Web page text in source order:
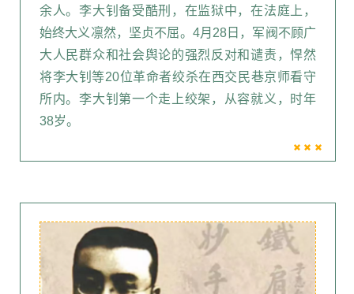
余人。李大钊备受酷刑，在监狱中，在法庭上，
始终大义凛然，坚贞不屈。4月28日，军阀不顾广
大人民群众和社会舆论的强烈反对和谴责，悍然
将李大钊等20位革命者绞杀在西交民巷京师看守
所内。李大钊第一个走上绞架，从容就义，时年
38岁。